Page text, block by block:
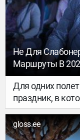
Не Для
Маршруты В
Для одних
праздник, в
атмосферы
Однако у кого-
воздушное
gloss.ee